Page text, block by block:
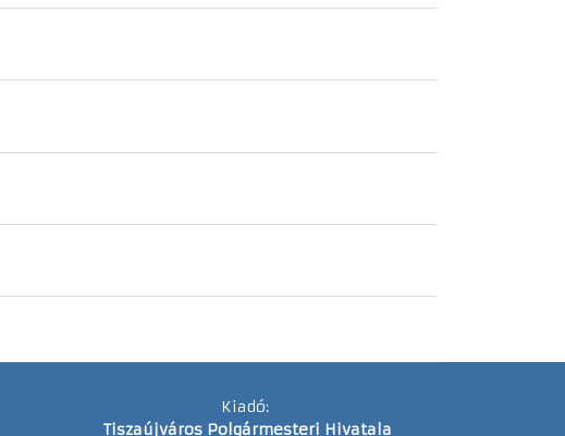
Kiadó:
Tiszaújváros Polgármesteri Hivatala